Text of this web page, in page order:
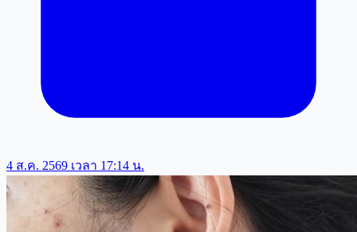
4 ส.ค. 2569 เวลา 17:14 น.